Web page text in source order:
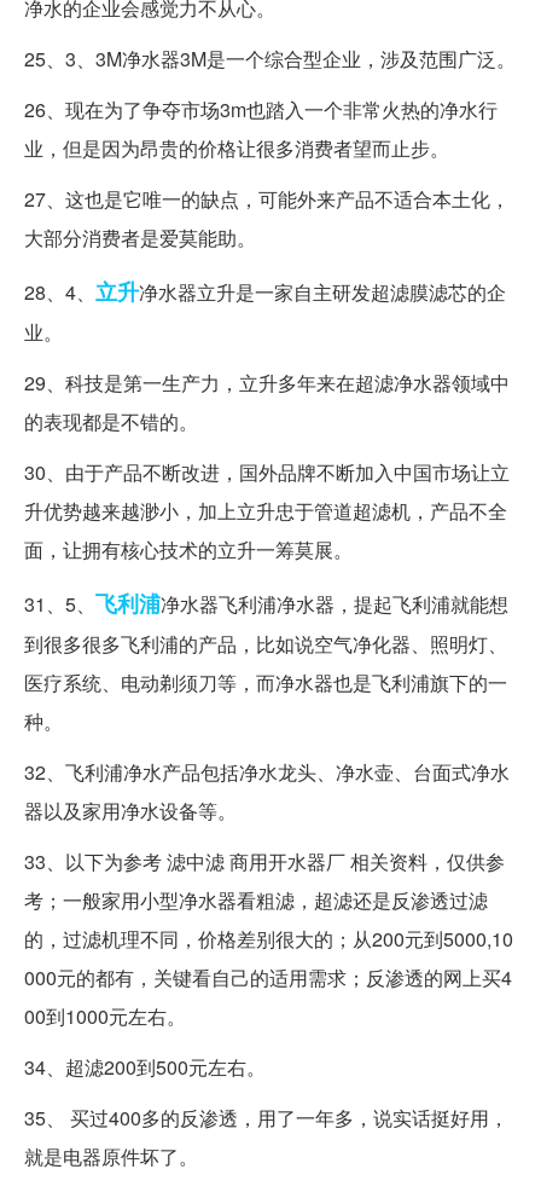
净水的企业会感觉力不从心。
25、3、3M净水器3M是一个综合型企业，涉及范围广泛。
26、现在为了争夺市场3m也踏入一个非常火热的净水行
业，但是因为昂贵的价格让很多消费者望而止步。
27、这也是它唯一的缺点，可能外来产品不适合本土化，
大部分消费者是爱莫能助。
28、4、 立升净水器立升是一家自主研发超滤膜滤芯的企
业。
29、科技是第一生产力，立升多年来在超滤净水器领域中
的表现都是不错的。
30、由于产品不断改进，国外品牌不断加入中国市场让立
升优势越来越渺小，加上立升忠于管道超滤机，产品不全
面，让拥有核心技术的立升一筹莫展。
31、5、 飞利浦净水器飞利浦净水器，提起飞利浦就能想
到很多很多飞利浦的产品，比如说空气净化器、照明灯、
医疗系统、电动剃须刀等，而净水器也是飞利浦旗下的一
种。
32、飞利浦净水产品包括净水龙头、净水壶、台面式净水
器以及家用净水设备等。
33、以下为参考 滤中滤 商用开水器厂 相关资料，仅供参
考；一般家用小型净水器看粗滤，超滤还是反渗透过滤
的，过滤机理不同，价格差别很大的；从200元到5000,10
000元的都有，关键看自己的适用需求；反渗透的网上买4
00到1000元左右。
34、超滤200到500元左右。
35、 买过400多的反渗透，用了一年多，说实话挺好用，
就是电器原件坏了。